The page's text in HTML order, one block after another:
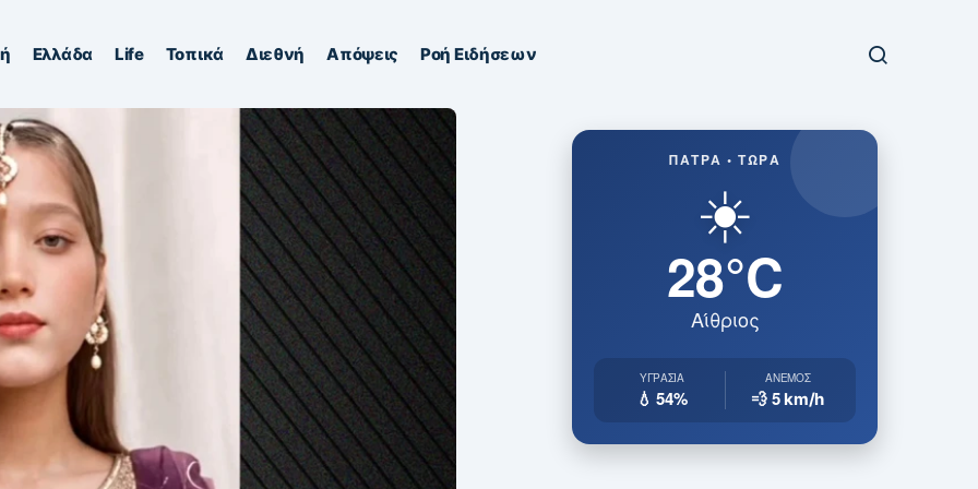
Ελλάδα Life Τοπικά Διεθνή Απόψεις Ροή Ειδήσεων
ΠΆΤΡΑ • ΤΏΡΑ
☀️
28°C
Αίθριος
ΥΓΡΑΣΊΑ
💧 54%
ΆΝΕΜΟΣ
💨 5km/h